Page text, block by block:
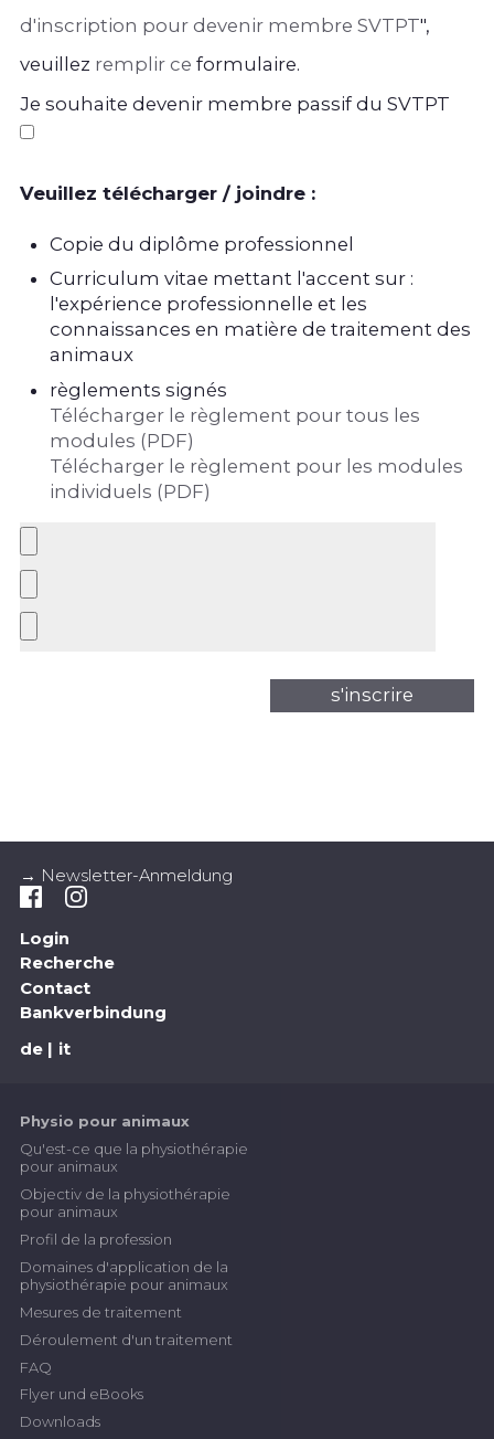
d'inscription pour devenir membre SVTPT",
veuillez remplir ce formulaire.
Je souhaite devenir membre passif du SVTPT
Veuillez télécharger / joindre :
Copie du diplôme professionnel
Curriculum vitae mettant l'accent sur :
l'expérience professionnelle et les
connaissances en matière de traitement des
animaux
règlements signés
Télécharger le règlement pour tous les
modules (PDF)
Télécharger le règlement pour les modules
individuels (PDF)
s'inscrire
→ Newsletter-Anmeldung
Login
Recherche
Contact
Bankverbindung
de
it
Physio pour animaux
Qu'est-ce que la physiothérapie
pour animaux
Objectiv de la physiothérapie
pour animaux
Profil de la profession
Domaines d'application de la
physiothérapie pour animaux
Mesures de traitement
Déroulement d'un traitement
FAQ
Flyer und eBooks
Downloads